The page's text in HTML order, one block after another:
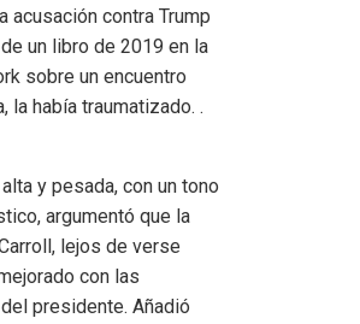
acusación contra Trump
un libro de 2019 en la
sobre un encuentro
la había traumatizado. .
y pesada, con un tono
argumentó que la
lejos de verse
con las
presidente. Añadió